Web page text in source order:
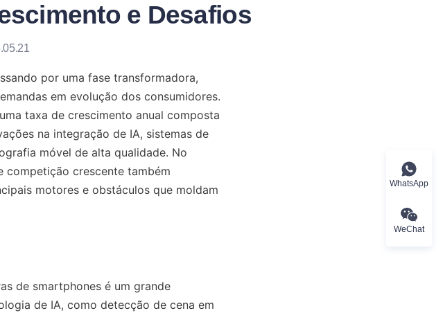
e Desafios
por uma fase transformadora,
em evolução dos consumidores.
taxa de crescimento anual composta
na integração de IA, sistemas de
móvel de alta qualidade. No
competição crescente também
motores e obstáculos que moldam
de smartphones é um grande
de IA, como detecção de cena em
WhatsApp
WeChat